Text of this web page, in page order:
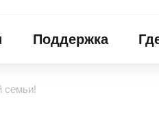
Поддержка
семьи!